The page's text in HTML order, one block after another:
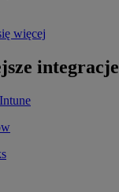
więcej
integracje